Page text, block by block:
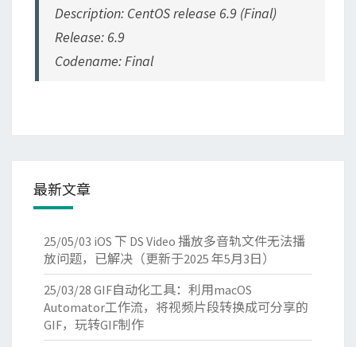
Description: CentOS release 6.9 (Final)
Release: 6.9
Codename: Final
最新文章
25/05/03 iOS 下 DS Video 播放多音轨文件无法播
放问题，已解决（更新于2025 年5月3日）
25/03/28 GIF自动化工具：利用macOS
Automator工作流，将视频片段转换成可分享的
GIF，玩转GIF制作